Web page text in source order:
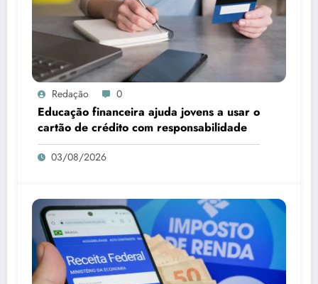
Redação 0
Educação financeira ajuda jovens a usar o
cartão de crédito com responsabilidade
03/08/2026